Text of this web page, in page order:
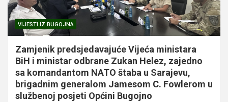
VIJESTI IZ BUGOJNA
Zamjenik predsjedavajuće Vijeća ministara
BiH i ministar odbrane Zukan Helez, zajedno
sa komandantom NATO štaba u Sarajevu,
brigadnim generalom Jamesom C. Fowlerom u
službenoj posjeti Općini Bugojno